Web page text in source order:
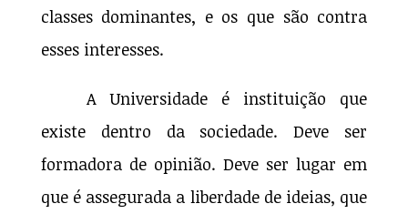
classes dominantes, e os que são contra
esses interesses.
A Universidade é instituição que
existe dentro da sociedade. Deve ser
formadora de opinião. Deve ser lugar em
que é assegurada a liberdade de ideias, que